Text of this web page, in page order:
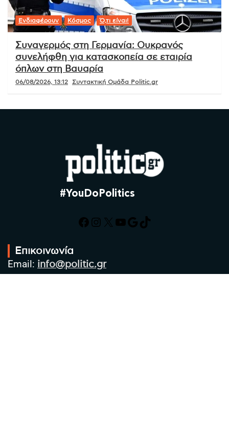
Ενδιαφέρουν Κόσμος Ό,τι είναι!
Συναγερμός στη Γερμανία: Ουκρανός
συνελήφθη για κατασκοπεία σε εταιρία
όπλων στη Βαυαρία
06/08/2026, 13:12 Συντακτική Ομάδα Politic.gr
#YouDoPolitics
Facebook
Instagram
X YouTube
Google
TikTok
Επικοινωνία
Email: info@politic.gr
Τηλ: